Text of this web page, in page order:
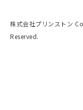
株式会社プリンストン
Reserved.